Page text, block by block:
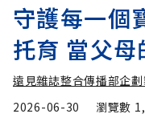
守護每一個
托育 當父母
遠見雜誌整合傳播部企
2026-06-30
瀏覽數